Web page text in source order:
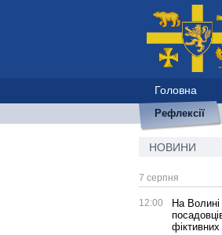
Головна
Рефлексії
НОВИНИ
7 серпня
12:00
На Волині
фіктивних